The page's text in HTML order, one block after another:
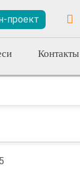
проект
Контакты